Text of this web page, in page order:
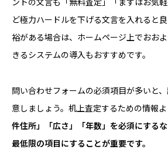
ど極力ハードルを下げる文言を入れると
裕がある場合は、ホームページ上でおお
きるシステムの導入もおすすめです。
問い合わせフォームの必須項目が多いと
意しましょう。机上査定するための情報よ
件住所」「広さ」「年数」を必須にする
最低限の項目にすることが重要です。